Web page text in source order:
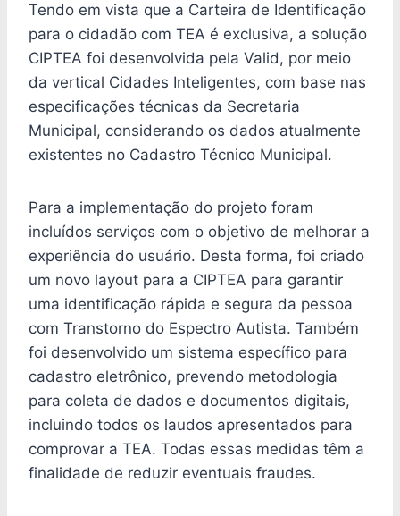
Tendo em vista que a Carteira de Identificação
para o cidadão com TEA é exclusiva, a solução
CIPTEA foi desenvolvida pela Valid, por meio
da vertical Cidades Inteligentes, com base nas
especificações técnicas da Secretaria
Municipal, considerando os dados atualmente
existentes no Cadastro Técnico Municipal.
Para a implementação do projeto foram
incluídos serviços com o objetivo de melhorar a
experiência do usuário. Desta forma, foi criado
um novo layout para a CIPTEA para garantir
uma identificação rápida e segura da pessoa
com Transtorno do Espectro Autista. Também
foi desenvolvido um sistema específico para
cadastro eletrônico, prevendo metodologia
para coleta de dados e documentos digitais,
incluindo todos os laudos apresentados para
comprovar a TEA. Todas essas medidas têm a
finalidade de reduzir eventuais fraudes.